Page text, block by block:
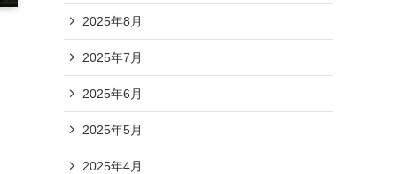
2025年8月
2025年7月
2025年6月
2025年5月
2025年4月